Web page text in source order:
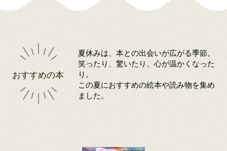
おすすめの本
夏休みは、本との出会いが広がる季節。
笑ったり、驚いたり、心が温かくなった
り。
この夏におすすめの絵本や読み物を集め
ました。